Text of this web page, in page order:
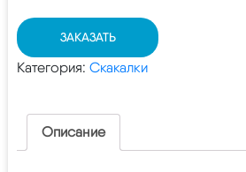
ЗАКАЗАТЬ
Категория: Скакалки
Описание